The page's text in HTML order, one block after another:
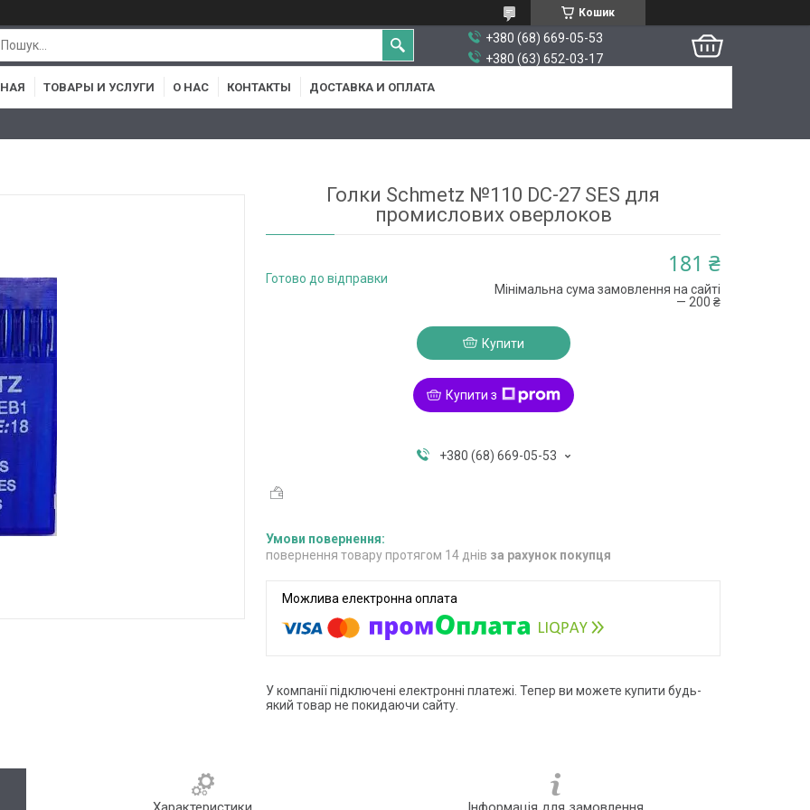
Кошик
+380 (68) 669-05-53
+380 (63) 652-03-17
ТОВАРЫ И УСЛУГИ О НАС КОНТАКТЫ ДОСТАВКА И ОПЛАТА
Голки Schmetz №110 DC-27 SES для
промислових оверлоков
Готово до відправки
181 ₴
Мінімальна сума замовлення на сайті
— 200 ₴
Купити
Купити з
+380 (68) 669-05-53
повернення товару протягом 14 днів за рахунок покупця
У компанії підключені електронні платежі. Тепер ви можете купити будь-
який товар не покидаючи сайту.